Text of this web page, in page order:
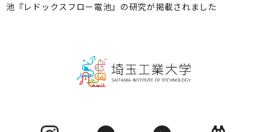
池『レドックスフロー電池』の研究が掲載されました